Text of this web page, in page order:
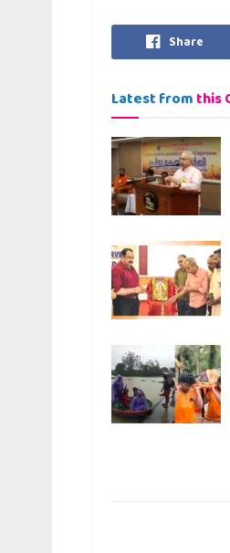
Share
Latest from this